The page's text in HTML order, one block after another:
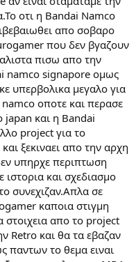
οτι η Bandai Namco
απο σοβαρο
που δεν βγαζουν
πισω απο την
namco signapore ομως
υπερβολικα μεγαλο για
οποτε και περασε
japan και η Bandai
project για το
ξεκιναει απο την αρχη
υπηρχε περιπτωση
και σχεδιασμο
συνεχιζαν.Απλα σε
καποια στιγμη
στοιχεια απο το project
Retro και θα τα εβαζαν
παντων το θεμα ειναι